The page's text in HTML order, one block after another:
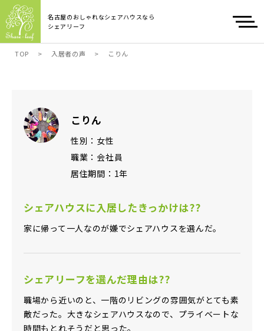
名古屋のおしゃれなシェアハウスなら
シェアリーフ
TOP > 入居者の声 > こりん
こりん
性別：女性
職業：会社員
居住期間：1年
シェアハウスに入居したきっかけは??
家に帰って一人なのが嫌でシェアハウスを選んだ。
シェアリーフを選んだ理由は??
職場から近いのと、一階のリビングの雰囲気がとても素
敵だった。大きなシェアハウスなので、プライベートな
時間もとれそうだと思った。